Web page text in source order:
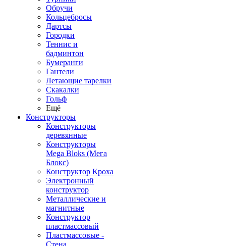
Обручи
Кольцебросы
Дартсы
Городки
Теннис и
бадминтон
Бумеранги
Гантели
Летающие тарелки
Скакалки
Гольф
Ещё
Конструкторы
Конструкторы
деревянные
Конструкторы
Mega Bloks (Мега
Блокс)
Конструктор Кроха
Электронный
конструктор
Металлические и
магнитные
Конструктор
пластмассовый
Пластмассовые -
Стена